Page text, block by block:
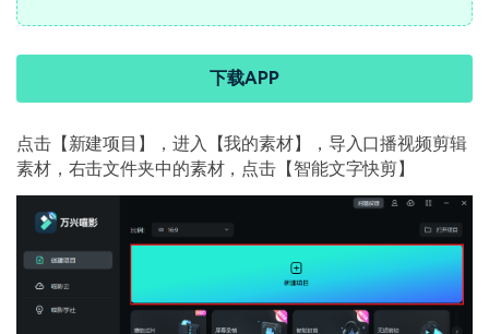
下载APP
点击【新建项目】，进入【我的素材】，导入口播视频剪辑
素材，右击文件夹中的素材，点击【智能文字快剪】